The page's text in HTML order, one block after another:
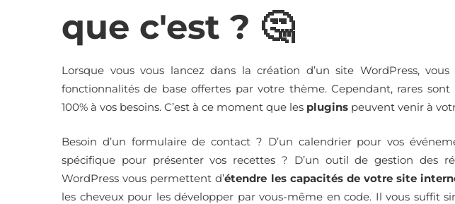
que c'est ? 🤔
Lorsque vous vous lancez dans la création d’un site WordPress,
fonctionnalités de base offertes par votre thème. Cependant, rares
100% à vos besoins. C’est à ce moment que les plugins peuvent venir à
Besoin d’un formulaire de contact ? D’un calendrier pour vos
spécifique pour présenter vos recettes ? D’un outil de gestion des
WordPress vous permettent d’étendre les capacités de votre site
les cheveux pour les développer par vous-même en code. Il vous suffit